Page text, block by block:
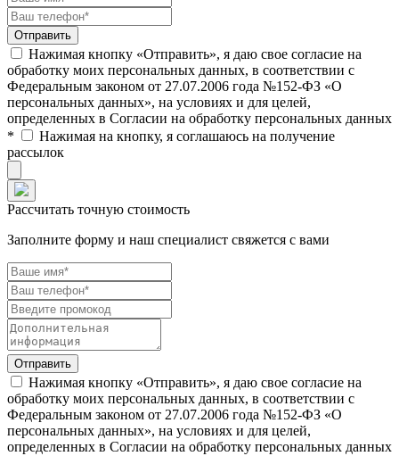
Нажимая кнопку «Отправить», я даю свое согласие на
обработку моих персональных данных, в соответствии с
Федеральным законом от 27.07.2006 года №152-ФЗ «О
персональных данных», на условиях и для целей,
определенных в Согласии на обработку персональных данных
*
Нажимая на кнопку, я соглашаюсь на получение
рассылок
Рассчитать точную стоимость
Заполните форму и наш специалист свяжется с вами
Нажимая кнопку «Отправить», я даю свое согласие на
обработку моих персональных данных, в соответствии с
Федеральным законом от 27.07.2006 года №152-ФЗ «О
персональных данных», на условиях и для целей,
определенных в Согласии на обработку персональных данных